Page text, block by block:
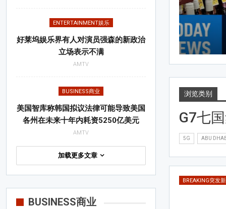
浏览类别
G7七
5G ABU
BREAKING突发
ENTERTAINMENT娱乐
好莱坞娱乐界有人对演员强森的新政治
立场表示不满
AMTV
BUSINESS商业
美国智库称韩国拟议法律可能导致美国
各州在未来十年内耗资5250亿美元
AMTV
加载更多文章
BUSINESS商业